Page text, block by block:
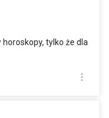
tylko że dla